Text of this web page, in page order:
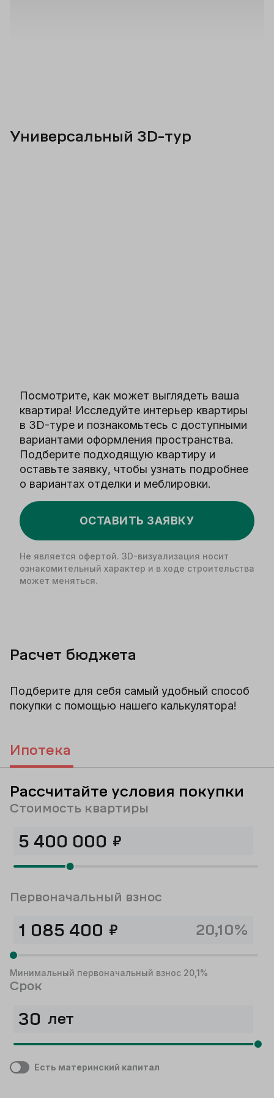
Универсальный 3D-тур
Посмотрите, как может выглядеть ваша
квартира! Исследуйте интерьер квартиры
в 3D-туре и познакомьтесь с доступными
вариантами оформления пространства.
Подберите подходящую квартиру и
оставьте заявку, чтобы узнать подробнее
о вариантах отделки и меблировки.
ОСТАВИТЬ ЗАЯВКУ
Не является офертой. 3D-визуализация носит
ознакомительный характер и в ходе строительства
может меняться.
Расчет бюджета
Подберите для себя самый удобный способ
покупки с помощью нашего калькулятора!
Ипотека
Рассчитайте условия покупки
Стоимость квартиры
₽
Первоначальный взнос
₽ 20,10%
Минимальный первоначальный взнос 20,1%
Срок
лет
Есть материнский капитал